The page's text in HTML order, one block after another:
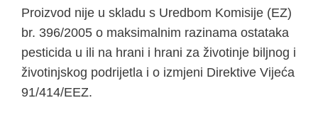
Proizvod nije u skladu s Uredbom Komisije (EZ)
br. 396/2005 o maksimalnim razinama ostataka
pesticida u ili na hrani i hrani za životinje biljnog i
životinjskog podrijetla i o izmjeni Direktive Vijeća
91/414/EEZ.